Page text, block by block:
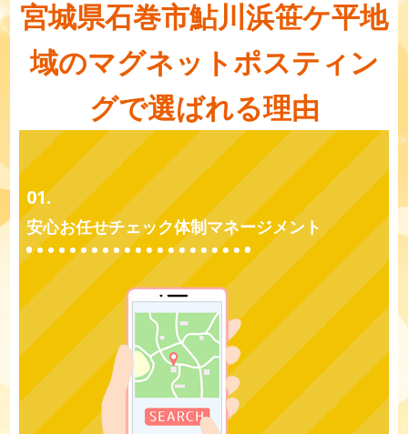
宮城県石巻市鮎川浜笹ケ平地
域のマグネットポスティン
グで選ばれる理由
01.
安心お任せチェック体制マネージメント